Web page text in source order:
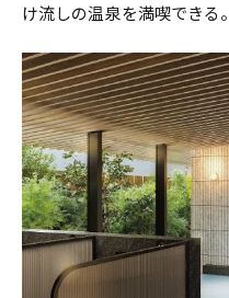
け流しの温泉を満喫できる。